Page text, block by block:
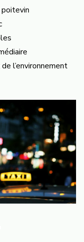
l’environnement